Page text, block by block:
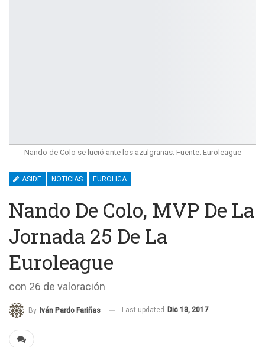
Nando de Colo se lució ante los azulgranas. Fuente: Euroleague
ASIDE NOTICIAS EUROLIGA
Nando De Colo, MVP De La
Jornada 25 De La
Euroleague
con 26 de valoración
By Iván Pardo Fariñas Last updated Dic 13, 2017